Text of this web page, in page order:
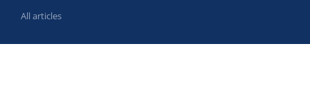
All articles